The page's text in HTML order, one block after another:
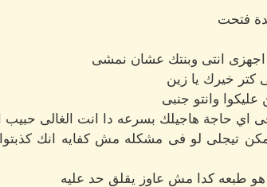
فتحت
انتى وبنتك عشان نمشى
كتر خيرك يا زين
وانتو جنبى
اي حاجة هاجيلك بسرعه دا انت الغالى حبيب
تيجلى لو فى مشكله مش كفايه انك كذبتوا
هو طبعه كدا مش عاوز يقلق حد عليه